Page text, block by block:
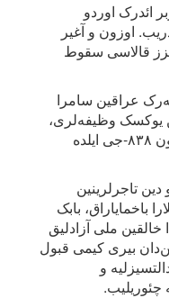
ائد‌رک اوردو
اوزون و آغیر
جی ایلده بزز قالاسی سقوط
عراقین سامرا
یوکسک وظیفه‌لری،
خلیفه‌نین تکلیفلرینی رد ائتدیی اوچون ۸۳۸-جی ایلده
تاجرلرینین
باخمایاراق، بابک
خالقین ملی آزادلیق
بیری کیمی قبول
و
چئوریلیب.